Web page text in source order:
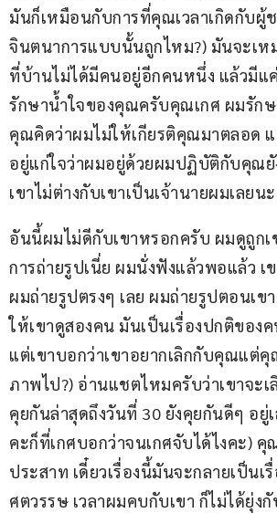
มันก็เหมือนกับการที่คุณเวลาเกิดกับ
จินตนาการแบบนั้นถูกไหม?) มันจะเห
ที่บ้านไม่ได้มีคนอยู่อีกคนหนึ่ง แล้วมีแ
รักษาน้ำใจของคุณครับคุณเกศ ผมรัก
คุณคิดว่าผมไม่ให้เกียรติคุณมาตลอด
อยู่แก่ใจว่าผมอยู่ด้วยผมปฏิบัติกับคุณ
เขาไม่ต่างกับเขาเป็นเจ้านายผมเลยนะ
อันนี้ผมไม่ดีกับเขาหรอกครับ ผมดูถูกเ
การถ่ายรูปเนี่ย ผมนั่งฟังแล้วพอแล้ว เ
ผมถ่ายรูปตรงๆ เลย ผมถ่ายรูปตอนเ
ให้เขาดูสองคน มันเป็นเรื่องปกติของ
แต่เขาบอกว่าเขาอยากเลิกกับคุณแต่คุ
ภาพไป?) อ่านแชตไหมครับว่าเขาจะ
คุยกันล่าสุดถึงวันที่ 30 ยังคุยกันดีๆ อยู่เ
คะก็ที่เกศบอกว่าจนเกศจับได้ไงคะ)
ประสาท เดี๋ยวเรื่องนี้มันจะกลายเป็นเ
ศตวรรษ เวลาผมคบกับเขา ก็ไม่ได้ยุ่ง